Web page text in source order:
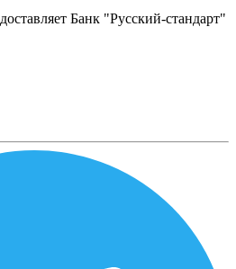
Банк "Русский-стандарт"